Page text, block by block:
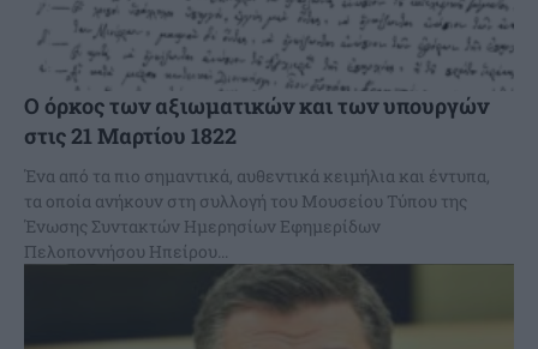
Ο όρκος των αξιωματικών και των υπουργών
στις 21 Μαρτίου 1822
Ένα από τα πιο σημαντικά, αυθεντικά κειμήλια και έντυπα,
τα οποία ανήκουν στη συλλογή του Μουσείου Τύπου της
Ένωσης Συντακτών Ημερησίων Εφημερίδων
Πελοποννήσου Ηπείρου...